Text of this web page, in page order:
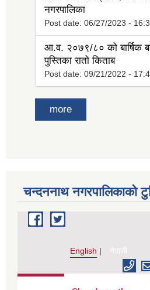
नगरपालिका
Post date: 06/27/2023 -
आ.व. २०७९/८० को बार्षिक
पुस्तिका रातो किताब
Post date: 09/21/2022 -
more
चन्दननाथ नगरपालिकाको